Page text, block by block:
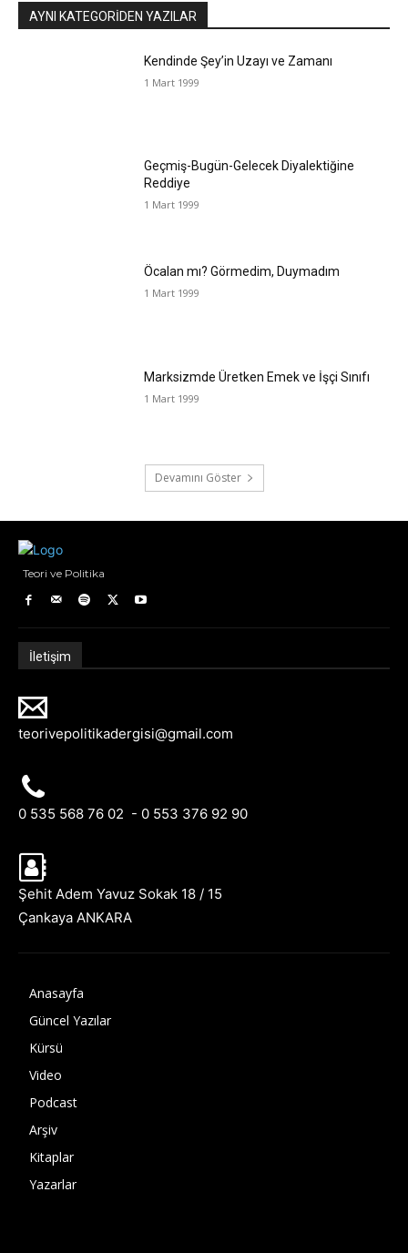
AYNI KATEGORIDEN YAZILAR
Kendinde Şey’in Uzayı ve Zamanı
1 Mart 1999
Geçmiş-Bugün-Gelecek Diyalektiğine
Reddiye
1 Mart 1999
Öcalan mı? Görmedim, Duymadım
1 Mart 1999
Marksizmde Üretken Emek ve İşçi Sınıfı
1 Mart 1999
Devamını Göster
Teori ve Politika
İletişim
teorivepolitikadergisi@gmail.com
0 535 568 76 02 - 0 553 376 92 90
Şehit Adem Yavuz Sokak 18 / 15
Çankaya ANKARA
Anasayfa
Güncel Yazılar
Kürsü
Video
Podcast
Arşiv
Kitaplar
Yazarlar